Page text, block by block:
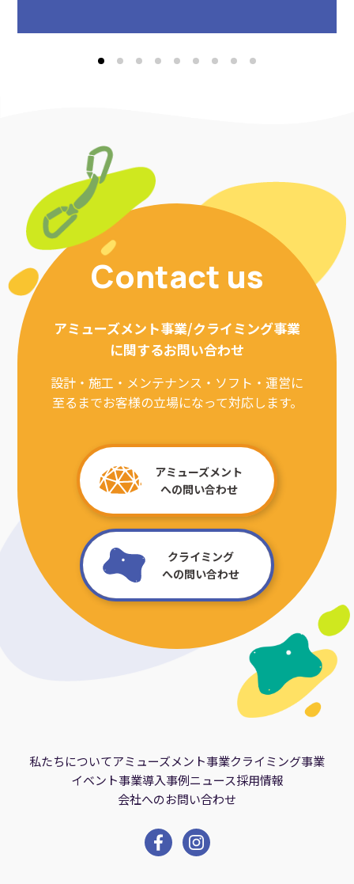
Contact us
アミューズメント事業/クライミング事業
に関するお問い合わせ
設計・施工・メンテナンス・ソフト・運営に
至るまでお客様の立場になって対応します。
アミューズメント
への問い合わせ
クライミング
への問い合わせ
私たちについてアミューズメント事業クライミング事業
イベント事業導入事例ニュース採用情報
会社へのお問い合わせ